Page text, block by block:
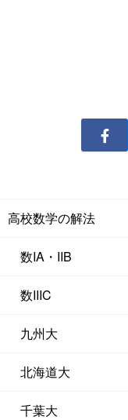
高校数学の解法
数IA・IIB
数IIIC
九州大
北海道大
千葉大